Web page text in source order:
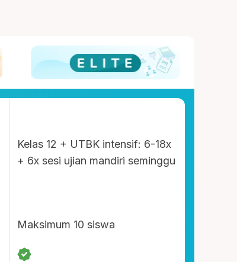
Kelas 12 + UTBK intensif: 6-18x
+ 6x sesi ujian mandiri seminggu
Maksimum 10 siswa